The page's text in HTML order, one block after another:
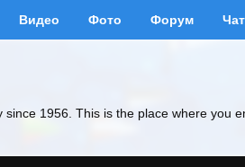
Видео Фото Форум Чат
1956. This is the place where you